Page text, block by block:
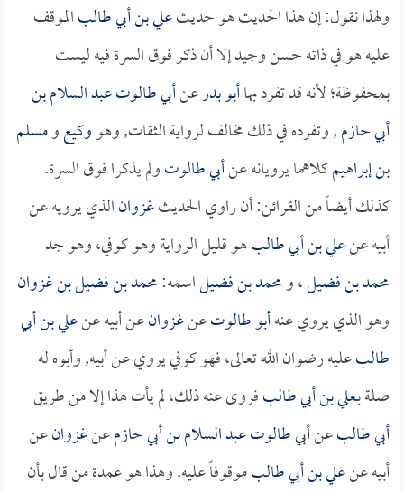
ولهذا نقول: إن هذا الحديث هو حديثعلي بن أبي طالبالموقف
عليه هو في ذاته حسن وجيد إلا أن ذكر فوق السرة فيه ليست
بمحفوظة؛ لأنه قد تفرد بهاأبو بدرعنأبي طالوت عبد السلام بن
أبي حازم, وتفرده في ذلك مخالف لرواية الثقات, وهووكيعومسلم
بن إبراهيمكلاهما يرويانه عنأبي طالوتولم يذكرا فوق السرة.
كذلك أيضاً من القرائن: أن راوي الحديثغزوانالذي يرويه عن
أبيه عنعلي بن أبي طالبهو قليل الرواية وهو كوفي، وهو جد
محمد بن فضيل، ومحمد بن فضيلاسمه:محمد بن فضيل بن غزوان
وهو الذي يروي عنهأبو طالوتعنغزوانعن أبيه عنعلي بن أبي
طالبعليه رضوان الله تعالى، فهو كوفي يروي عن أبيه, وأبوه له
صلة بـعلي بن أبي طالبفروى عنه ذلك، لم يأت هذا إلا من طريق
أبي طالبعنأبي طالوت عبد السلام بن أبي حازمعنغزوانعن
أبيه عنعلي بن أبي طالبموقوفاً عليه. وهذا هو عمدة من قال بأن